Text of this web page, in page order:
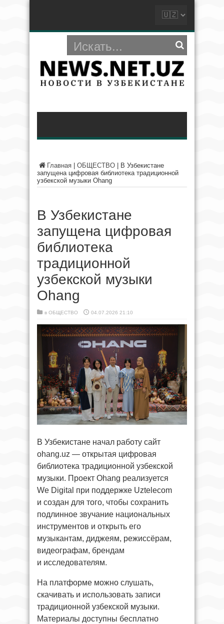
Главная ОБЩЕСТВО
В Узбекистане
запущена цифровая библиотека традиционной
узбекской музыки Ohang
В Узбекистане
запущена цифровая
библиотека
традиционной
узбекской музыки
Ohang
в ОБЩЕСТВО 04.07.2026 21:10
В Узбекистане начал работу сайт
ohang.uz — открытая цифровая
библиотека традиционной узбекской
музыки. Проект Ohang реализуется
We Digital при поддержке Uztelecom
и создан для того, чтобы сохранить
подлинное звучание национальных
инструментов и открыть его
музыкантам, диджеям, режиссёрам,
видеографам, брендам
и исследователям.
На платформе можно слушать,
скачивать и использовать записи
традиционной узбекской музыки.
Материалы доступны бесплатно